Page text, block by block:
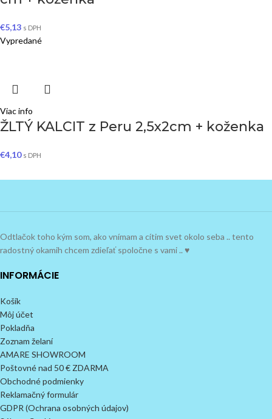
€5,13 s DPH
Vypredané
Viac info
ŽLTÝ KALCIT z Peru 2,5x2cm + koženka
€4,10 s DPH
Odtlačok toho kým som, ako vnímam a cítim svet okolo seba .. tento
radostný okamih chcem zdieľať spoločne s vami .. ♥
INFORMÁCIE
Košík
Môj účet
Pokladňa
Zoznam želaní
AMARE SHOWROOM
Poštovné nad 50 € ZDARMA
Obchodné podmienky
Reklamačný formulár
GDPR (Ochrana osobných údajov)